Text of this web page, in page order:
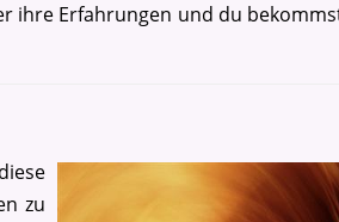
ihre Erfahrungen und du
zu